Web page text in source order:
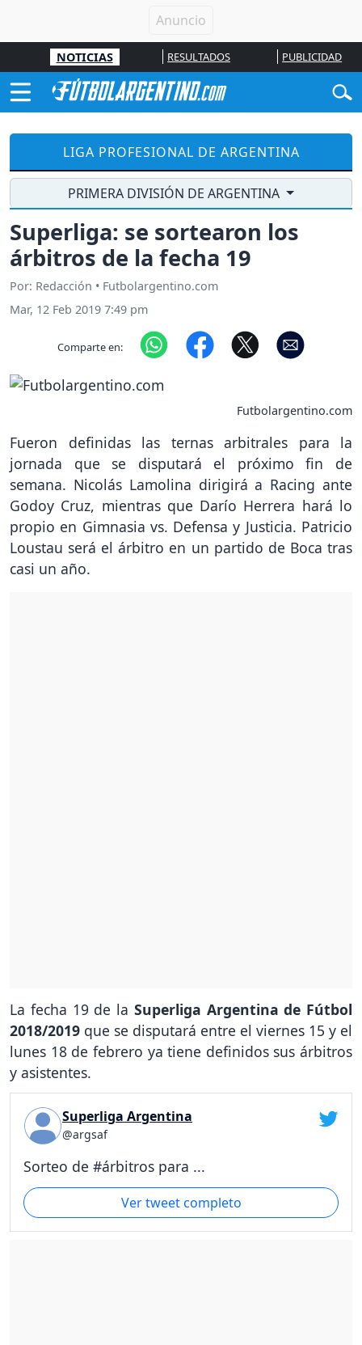
NOTICIAS RESULTADOS PUBLICIDAD
LIGA PROFESIONAL DE ARGENTINA
PRIMERA DIVISIÓN DE ARGENTINA
Superliga: se sortearon los
árbitros de la fecha 19
Por: Redacción • Futbolargentino.com
Mar, 12 Feb 2019 7:49 pm
Comparte en:
Futbolargentino.com
Fueron definidas las ternas arbitrales para la
jornada que se disputará el próximo fin de
semana. Nicolás Lamolina dirigirá a Racing ante
Godoy Cruz, mientras que Darío Herrera hará lo
propio en Gimnasia vs. Defensa y Justicia. Patricio
Loustau será el árbitro en un partido de Boca tras
casi un año.
La fecha 19 de la Superliga Argentina de Fútbol
2018/2019 que se disputará entre el viernes 15 y el
lunes 18 de febrero ya tiene definidos sus árbitros
y asistentes.
Superliga Argentina
@argsaf
Sorteo de #árbitros para ...
Ver tweet completo